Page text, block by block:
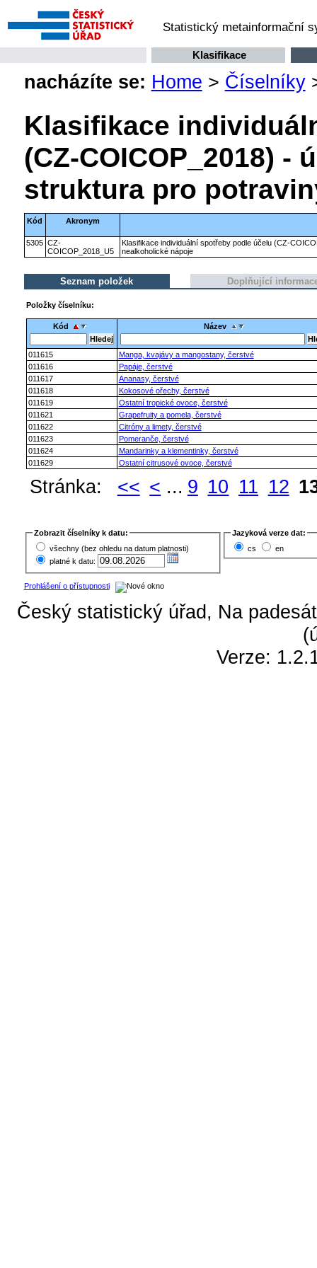
Statistický metainformační
Klasifikace
nacházíte se: Home > Číselníky
Klasifikace
(CZ-COICOP_2018) -
struktura pro
Kód Akronym
5305 CZ-
COICOP_2018_U5
Klasifikace individuální spotřeby podle účelu (CZ-
nealkoholické nápoje
Seznam položek Doplňující
Položky číselníku:
Kód Název
011615
Manga, kvajávy a mangostany, čerstvé
011616
Papáje, čerstvé
011617
Ananasy, čerstvé
011618
Kokosové ořechy, čerstvé
011619
Ostatní tropické ovoce, čerstvé
011621
Grapefruity a pomela, čerstvé
011622
Citróny a limety, čerstvé
011623
Pomeranče, čerstvé
011624
Mandarinky a klementinky, čerstvé
011629
Ostatní citrusové ovoce, čerstvé
Stránka: << < ... 9 10 11 12
Zobrazit číselníky k datu:
všechny (bez ohledu na datum platnosti)
platné k datu:
Jazyková verze dat:
cs
en
Prohlášení o přístupnosti
Český statistický úřad, Na
Verze: